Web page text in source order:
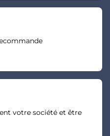
votre société et être